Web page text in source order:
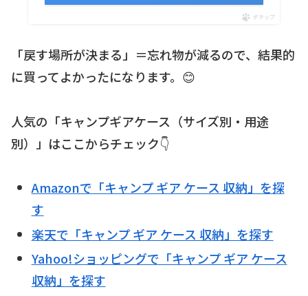
ポチップ
「戻す場所が決まる」＝忘れ物が減るので、結果的
に買ってよかったになります。😊
人気の「キャンプギアケース（サイズ別・用途
別）」はここからチェック👇
Amazonで「キャンプ ギア ケース 収納」を探
す
楽天で「キャンプ ギア ケース 収納」を探す
Yahoo!ショッピングで「キャンプ ギア ケース
収納」を探す